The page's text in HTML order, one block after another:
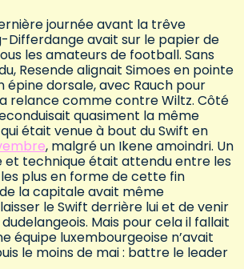
journée avant la trêve
Differdange avait sur le papier de
les amateurs de football. Sans
Resende alignait Simoes en pointe
épine dorsale, avec Rauch pour
relance comme contre Wiltz. Côté
quasiment la même
était venue à bout du Swift en
, malgré un Ikene amoindri. Un
technique était attendu entre les
plus en forme de cette fin
de la capitale avait même
le Swift derrière lui et de venir
Mais pour cela il fallait
équipe luxembourgeoise n’avait
le moins de mai : battre le leader